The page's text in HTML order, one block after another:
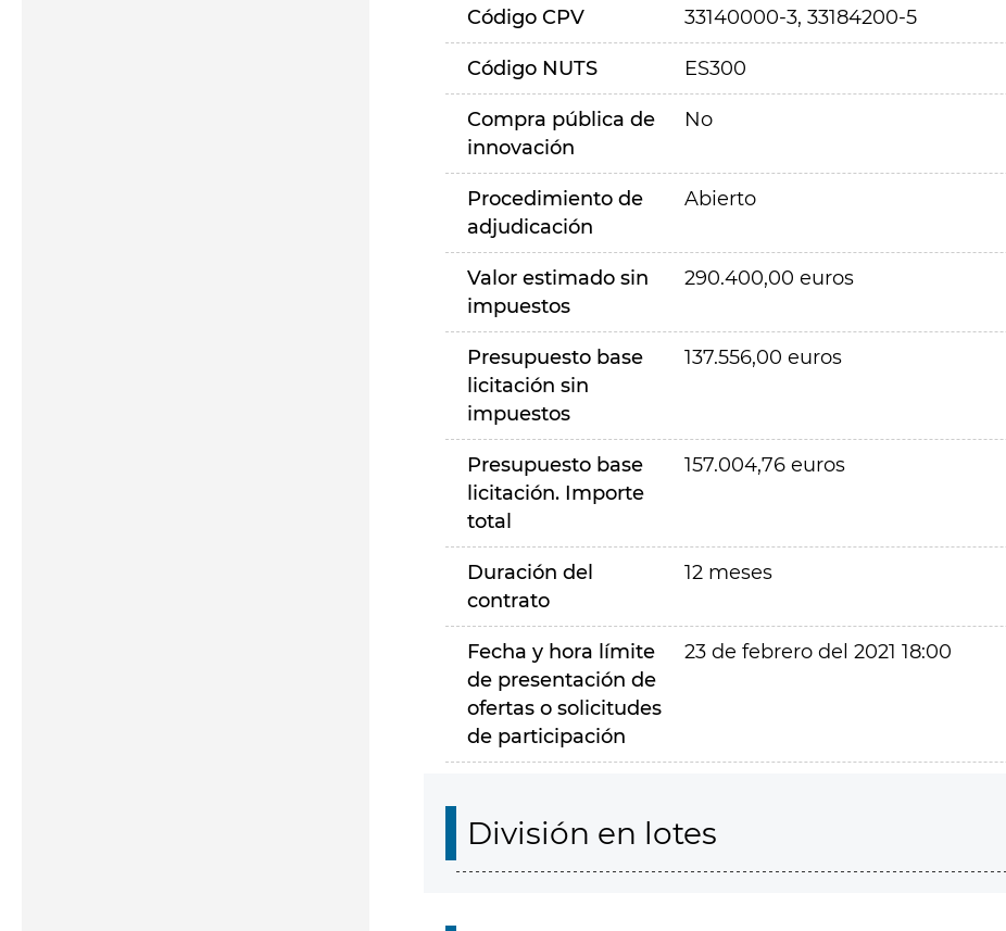
Código CPV 33140000-3, 33184200-5
Código NUTS ES300
Compra pública de
innovación
No
Procedimiento de
adjudicación
Abierto
Valor estimado sin
impuestos
290.400,00 euros
Presupuesto base
licitación sin
impuestos
137.556,00 euros
Presupuesto base
licitación. Importe
total
157.004,76 euros
Duración del
contrato
12 meses
Fecha y hora límite
de presentación de
ofertas o solicitudes
de participación
23 de febrero del 2021 18:00
División en lotes